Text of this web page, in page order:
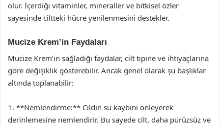
olur. İçerdiği vitaminler, mineraller ve bitkisel özler
sayesinde ciltteki hücre yenilenmesini destekler.
Mucize Krem’in Faydaları
Mucize Krem’in sağladığı faydalar, cilt tipine ve ihtiyaçlarına
göre değişiklik gösterebilir. Ancak genel olarak şu başlıklar
altında toplanabilir:
1. **Nemlendirme:** Cildin su kaybını önleyerek
derinlemesine nemlendirir. Bu sayede cilt, daha pürüzsüz ve